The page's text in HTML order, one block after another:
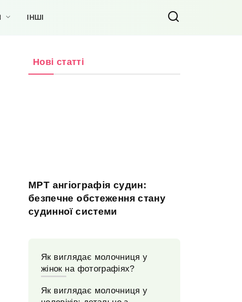
ІНШІ
Нові статті
МРТ ангіографія судин:
безпечне обстеження стану
судинної системи
Як виглядає молочниця у
жінок на фотографіях?
Як виглядає молочниця у